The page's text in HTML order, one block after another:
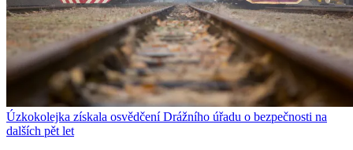
Úzkokolejka získala osvědčení Drážního úřadu o bezpečnosti na
dalších pět let